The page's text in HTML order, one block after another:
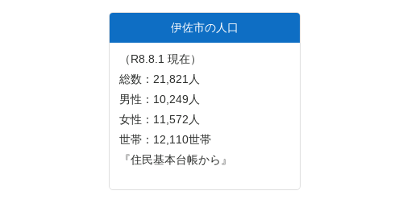
伊佐市の人口
（R8.8.1 現在）
総数：21,821人
男性：10,249人
女性：11,572人
世帯：12,110世帯
『住民基本台帳から』